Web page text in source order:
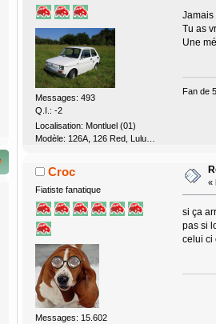
Messages: 493
Q.I.: -2
Localisation: Montluel (01)
Modèle: 126A, 126 Red, Lulu…
Jamais
Tu as
Une
Fan de
Croc
Fiatiste fanatique
Messages: 15.602
«
si ça
pas si
celui ci